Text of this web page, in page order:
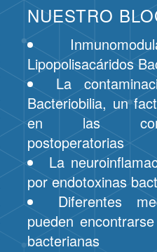
NUESTRO
Lipopolisacáridos
La
Bacteriobilia, un
en las
postoperatorias
La
por endotoxinas
Diferentes
pueden
bacterianas